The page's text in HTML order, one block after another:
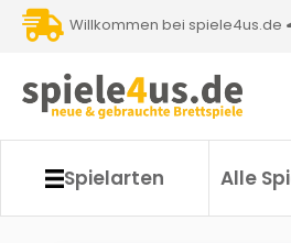
Willkommen bei spiele4us.de
Spielarten Alle